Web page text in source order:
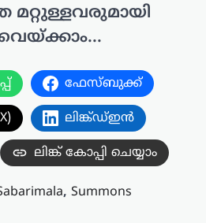
ഫേസ്ബുക്ക്
ലിങ്ക്ഡ്ഇൻ
ലിങ്ക് കോപ്പി ചെയ്യാം
, Summons